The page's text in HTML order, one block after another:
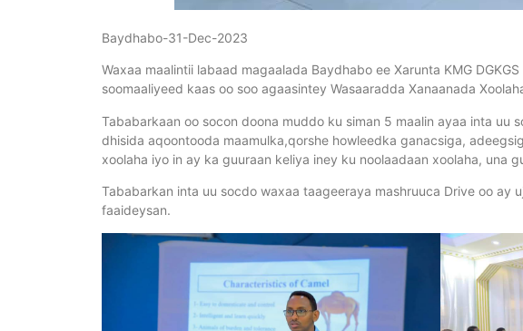
Baydhabo-31-Dec-2023
Waxaa maalintii labaad magaalada Baydhabo ee Xarunta KMG
soomaaliyeed kaas oo soo agaasintey Wasaaradda Xanaanada
Tababarkaan oo socon doona muddo ku siman 5 maalin ayaa inta
dhisida aqoontooda maamulka,qorshe howleedka ganacsiga,
xoolaha iyo in ay ka guuraan keliya iney ku noolaadaan xoolaha, una
Tababarkan inta uu socdo waxaa taageeraya mashruuca Drive oo
faaideysan.